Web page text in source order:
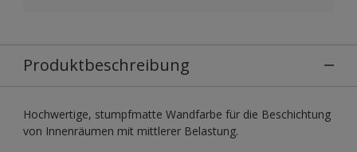
Produktbeschreibung
Hochwertige, stumpfmatte Wandfarbe für die Beschichtung
von Innenräumen mit mittlerer Belastung.